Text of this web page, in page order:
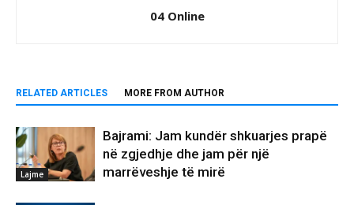
04 Online
RELATED ARTICLES MORE FROM AUTHOR
Lajme
Bajrami: Jam kundër shkuarjes prapë
në zgjedhje dhe jam për një
marrëveshje të mirë